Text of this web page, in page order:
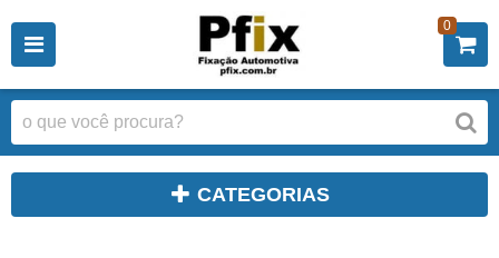
0
CATEGORIAS